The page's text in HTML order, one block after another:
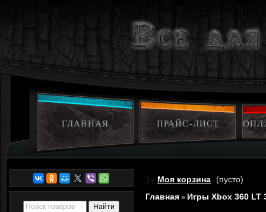
ГЛАВНАЯ ПРАЙС-ЛИСТ
Моя корзина (пусто)
Главная » Игры Xbox 360 LT